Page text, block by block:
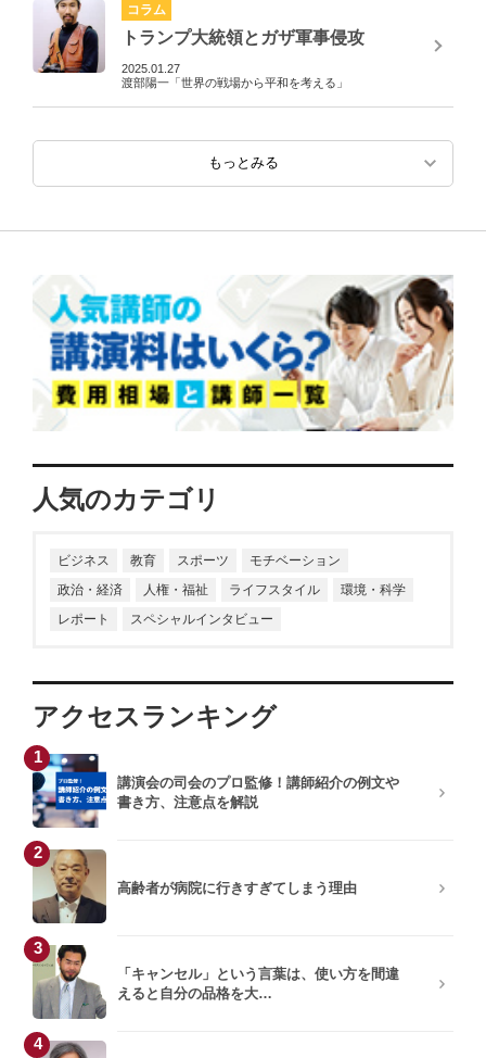
コラム
トランプ大統領とガザ軍事侵攻
2025.01.27
渡部陽一「世界の戦場から平和を考える」
もっとみる
人気のカテゴリ
ビジネス 教育 スポーツ
モチベーション
政治・経済
人権・福祉 ライフスタイル
環境・科学
レポート
スペシャルインタビュー
アクセスランキング
1
講演会の司会のプロ監修！講師紹介の例文や
書き方、注意点を解説
2
高齢者が病院に行きすぎてしまう理由
3
「キャンセル」という言葉は、使い方を間違
えると自分の品格を大…
4